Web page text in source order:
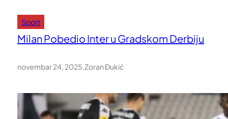
Sport
Milan Pobedio Inter u Gradskom Derbiju
novembar 24, 2025.Zoran Đukić